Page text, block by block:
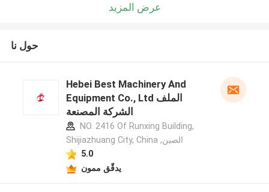
عرض المزيد
حول نا
Hebei Best Machinery And
Equipment Co., Ltd الملف
الشركة المصنعة
NO. 2416 Of Runxing Building,
Shijiazhuang City, China ,الصين
5.0
يدقّق ممون